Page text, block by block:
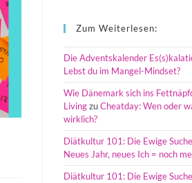
Zum Weiterlesen:
Die Adventskalender
Lebst du im Mangel-Mindset?
Wie Dänemark sich ins
LivingzuCheatday: Wen oder
wirklich?
Diätkultur 101: Die Ewige
Neues Jahr, neues Ich = noch
Diätkultur 101: Die Ewige